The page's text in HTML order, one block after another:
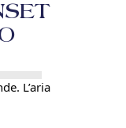
L’aria